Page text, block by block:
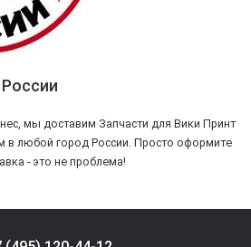
мы доставим Запчасти для Вики Принт
в любой город России. Просто оформите
- это не проблема!